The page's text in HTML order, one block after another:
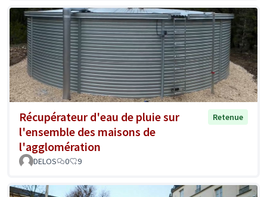
Récupérateur d'eau de pluie sur
l'ensemble des maisons de
l'agglomération
Retenue
DELOS 0 9